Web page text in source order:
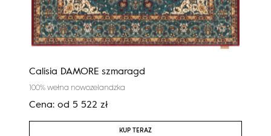
Calisia DAMORE szmaragd
100% wełna nowozelandzka
Cena: od 5 522 zł
KUP TERAZ